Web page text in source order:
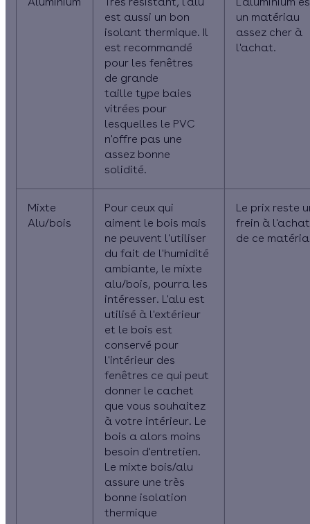
est aussi un bon
isolant thermique. Il
est recommandé
pour les fenêtres
de grande
taille type baies
vitrées pour
lesquelles le PVC
n'offre pas une
assez bonne
solidité.
un matériau
assez cher à
l'achat.
Mixte
Alu/bois
Pour ceux qui
aiment le bois mais
ne peuvent l'utiliser
du fait de l'humidité
ambiante, le mixte
alu/bois, pourra les
intéresser. L'alu est
utilisé à l'extérieur
et le bois est
conservé pour
l'intérieur des
fenêtres ce qui peut
donner le cachet
que vous souhaitez
à votre intérieur. Le
bois a alors moins
besoin d'entretien.
Le mixte bois/alu
assure une très
bonne isolation
thermique
Le prix reste
frein à l'achat
de ce